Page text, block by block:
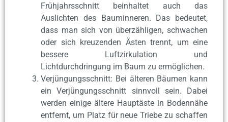
Frühjahrsschnitt beinhaltet auch das
Auslichten des Bauminneren. Das bedeutet,
dass man sich von überzähligen, schwachen
oder sich kreuzenden Ästen trennt, um eine
bessere Luftzirkulation und
Lichtdurchdringung im Baum zu ermöglichen.
Verjüngungsschnitt: Bei älteren Bäumen kann
ein Verjüngungsschnitt sinnvoll sein. Dabei
werden einige ältere Hauptäste in Bodennähe
entfernt, um Platz für neue Triebe zu schaffen